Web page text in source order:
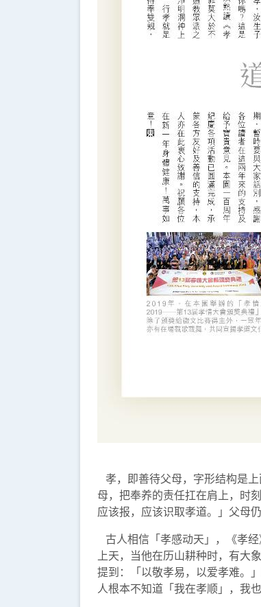
孝，即善待父母，字形结构是
母，把奉养的责任扛在肩上，时
应该报，应该识取孝道。」父母
古人相信「孝感动天」，《孝
上天，当他在历山耕种时，有大
提到：「以敬孝易，以爱孝难。
人根本不知道「我在孝顺」，我